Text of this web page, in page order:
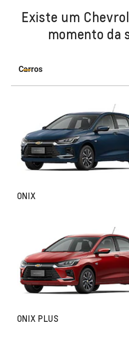
Existe um
momento da
Carros
ONIX
ONIX PLUS